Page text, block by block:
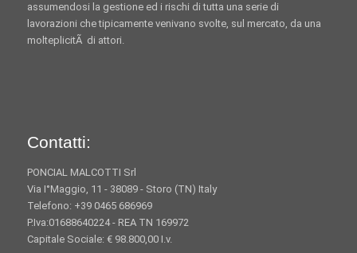
assumendosi la gestione ed i rischi di tutta una serie di
lavorazioni che tipicamente venivano svolte, sul mercato, da una
molteplicitÃ di attori.
Contatti:
PONCIAL MALCOTTI Srl
Via I°Maggio, 11 - 38089 - Storo (TN) Italy
Telefono: +39 0465 686969
P.Iva:01688640224 - REA TN 169972
Capitale Sociale: € 98.800,00 I.v.